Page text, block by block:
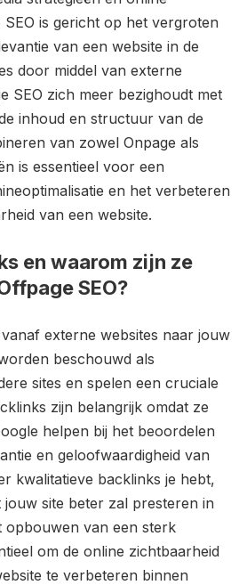
is gericht op het vergroten
van een website in de
door middel van externe
SEO zich meer bezighoudt met
inhoud en structuur van de
van zowel Onpage als
is essentieel voor een
en het verbeteren
van een website.
en waarom zijn ze
SEO?
externe websites naar jouw
beschouwd als
sites en spelen een cruciale
zijn belangrijk omdat ze
helpen bij het beoordelen
en geloofwaardigheid van
kwalitatieve backlinks je hebt,
site beter zal presteren in
opbouwen van een sterk
om de online zichtbaarheid
te verbeteren binnen